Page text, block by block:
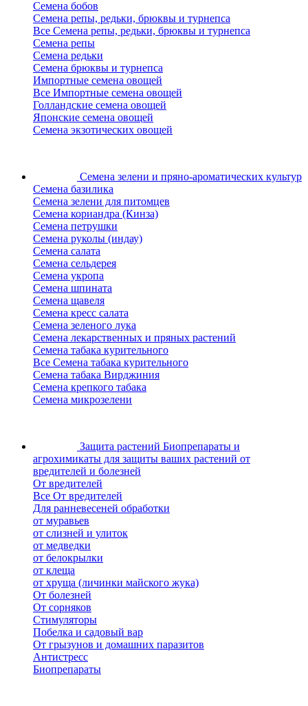
Семена бобов
Семена репы, редьки, брюквы и турнепса
Все Семена репы, редьки, брюквы и турнепса
Семена репы
Семена редьки
Семена брюквы и турнепса
Импортные семена овощей
Все Импортные семена овощей
Голландские семена овощей
Японские семена овощей
Семена экзотических овощей
Семена зелени и пряно-ароматических культур
Семена базилика
Семена зелени для питомцев
Семена кориандра (Кинза)
Семена петрушки
Семена руколы (индау)
Семена салата
Семена сельдерея
Семена укропа
Семена шпината
Семена щавеля
Семена кресс салата
Семена зеленого лука
Семена лекарственных и пряных растений
Семена табака курительного
Все Семена табака курительного
Семена табака Вирджиния
Семена крепкого табака
Семена микрозелени
Защита растений Биопрепараты и
агрохимикаты для защиты ваших растений от
вредителей и болезней
От вредителей
Все От вредителей
Для ранневесеней обработки
от муравьев
от слизней и улиток
от медведки
от белокрылки
от клеща
от хруща (личинки майского жука)
От болезней
От сорняков
Стимуляторы
Побелка и садовый вар
От грызунов и домашних паразитов
Антистресс
Биопрепараты